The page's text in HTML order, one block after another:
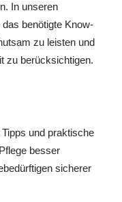
In unseren
benötigte Know-
zu leisten und
zu berücksichtigen.
und praktische
besser
sicherer